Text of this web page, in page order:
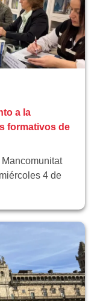
a la
formativos de
4 de